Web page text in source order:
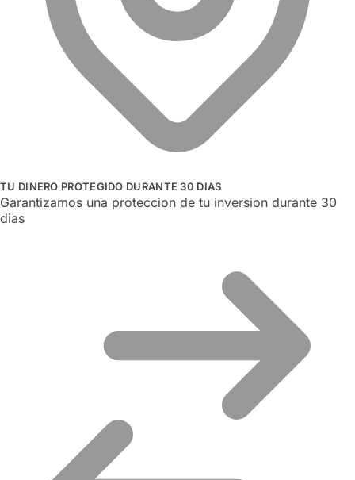
TU DINERO PROTEGIDO DURANTE 30 DIAS
Garantizamos una proteccion de tu inversion durante 30
dias